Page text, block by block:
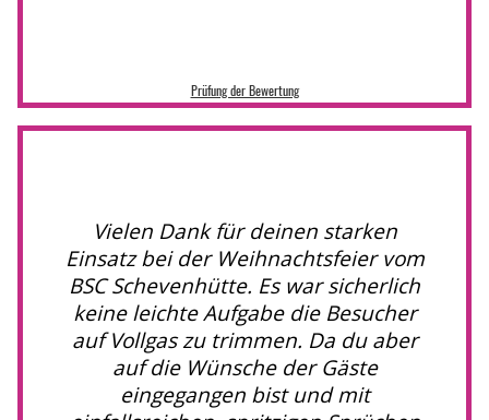
Prüfung der Bewertung
Vielen Dank für deinen starken
Einsatz bei der Weihnachtsfeier vom
BSC Schevenhütte. Es war sicherlich
keine leichte Aufgabe die Besucher
auf Vollgas zu trimmen. Da du aber
auf die Wünsche der Gäste
eingegangen bist und mit